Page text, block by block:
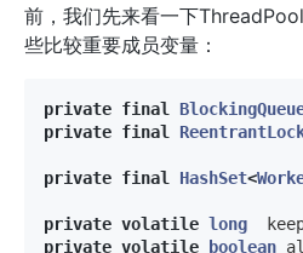
前，我们先来看一下
些比较重要成员变量：
private final
private final
private final HashSet<
private volatile long
private volatile boolean